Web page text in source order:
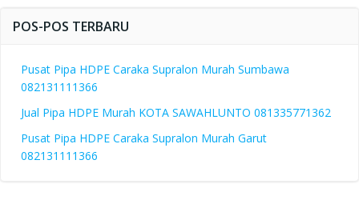
POS-POS TERBARU
Pusat Pipa HDPE Caraka Supralon Murah Sumbawa
082131111366
Jual Pipa HDPE Murah KOTA SAWAHLUNTO 081335771362
Pusat Pipa HDPE Caraka Supralon Murah Garut
082131111366